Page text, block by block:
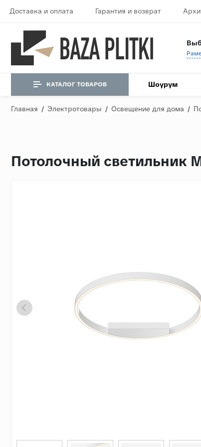
Доставка и оплата Гарантия и возврат
КАТАЛОГ ТОВАРОВ Шоурум
Главная / Электротовары / Освещение для дома /
Потолочный светильник